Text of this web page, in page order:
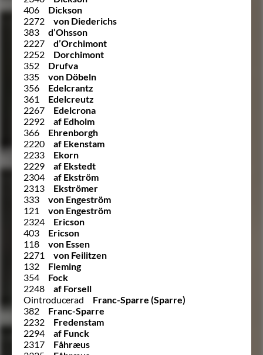
406
Dickson
2272
von Diederichs
383
d’Ohsson
2227
d’Orchimont
2252
Dorchimont
352
Drufva
335
von Döbeln
356
Edelcrantz
361
Edelcreutz
2267
Edelcrona
2292
af Edholm
366
Ehrenborgh
2220
af Ekenstam
2233
Ekorn
2229
af Ekstedt
2304
af Ekström
2313
Ekströmer
333
von Engeström
121
von Engeström
2324
Ericson
403
Ericson
118
von Essen
2271
von Feilitzen
132
Fleming
354
Fock
2248
af Forsell
Ointroducerad
Franc-Sparre (Sparre)
382
Franc-Sparre
2232
Fredenstam
2294
af Funck
2317
Fåhræus